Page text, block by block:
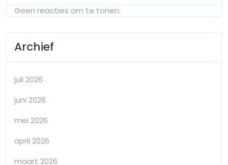
Geen reacties om te tonen.
Archief
juli 2026
juni 2026
mei 2026
april 2026
maart 2026